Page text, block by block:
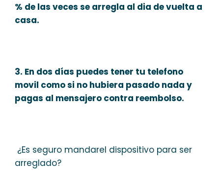
% de las veces se arregla al dia de vuelta a
casa.
3. En dos días puedes tener tu telefono
movil como si no hubiera pasado nada y
pagas al mensajero contra reembolso.
¿Es seguro mandarel dispositivo para ser
arreglado?